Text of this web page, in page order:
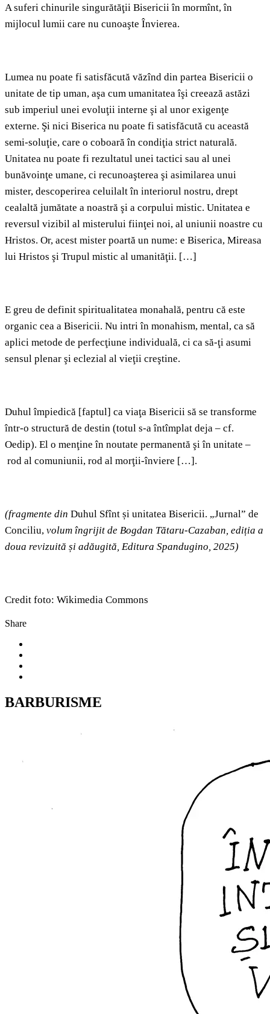
A suferi chinurile singurătăţii Bisericii în mormînt, în
mijlocul lumii care nu cunoaşte Învierea.
Lumea nu poate fi satisfăcută văzînd din partea Bisericii o
unitate de tip uman, aşa cum umanitatea îşi creează astăzi
sub imperiul unei evoluţii interne şi al unor exigenţe
externe. Şi nici Biserica nu poate fi satisfăcută cu această
semi‑soluţie, care o coboară în condiţia strict naturală.
Unitatea nu poate fi rezultatul unei tactici sau al unei
bunăvoinţe umane, ci recunoaşterea şi asimilarea unui
mister, descoperirea celuilalt în interiorul nostru, drept
cealaltă jumătate a noastră şi a corpului mistic. Unitatea e
reversul vizibil al misterului fiinţei noi, al uniunii noastre cu
Hristos. Or, acest mister poartă un nume: e Biserica, Mireasa
lui Hristos şi Trupul mistic al umanităţii. […]
E greu de definit spiritualitatea monahală, pentru că este
organic cea a Bisericii. Nu intri în monahism, mental, ca să
aplici metode de perfecţiune individuală, ci ca să‑ţi asumi
sensul plenar şi eclezial al vieţii creştine.
Duhul împiedică [faptul] ca viaţa Bisericii să se transforme
într‑o structură de destin (totul s‑a întîmplat deja – cf.
Oedip). El o menţine în noutate permanentă şi în unitate –
rod al comuniunii, rod al morţii‑înviere […].
(fragmente din Duhul Sfînt și unitatea Bisericii. „Jurnal” de
Conciliu, volum îngrijit de Bogdan Tătaru-Cazaban, ediția a
doua revizuită și adăugită, Editura Spandugino, 2025)
Credit foto: Wikimedia Commons
Share
BARBURISME